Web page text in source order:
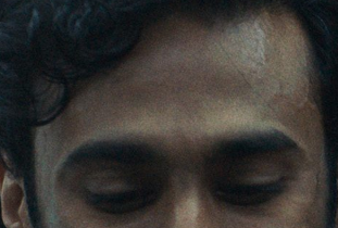
Primair Onderwijs